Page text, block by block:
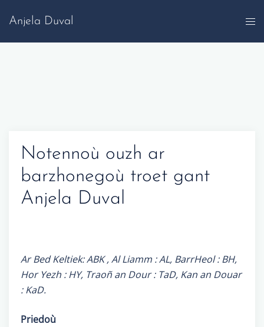
Anjela Duval
Notennoù ouzh ar
barzhonegoù troet gant
Anjela Duval
Ar Bed Keltiek: ABK , Al Liamm : AL, BarrHeol : BH,
Hor Yezh : HY, Traoñ an Dour : TaD, Kan an Douar
: KaD.
Priedoù